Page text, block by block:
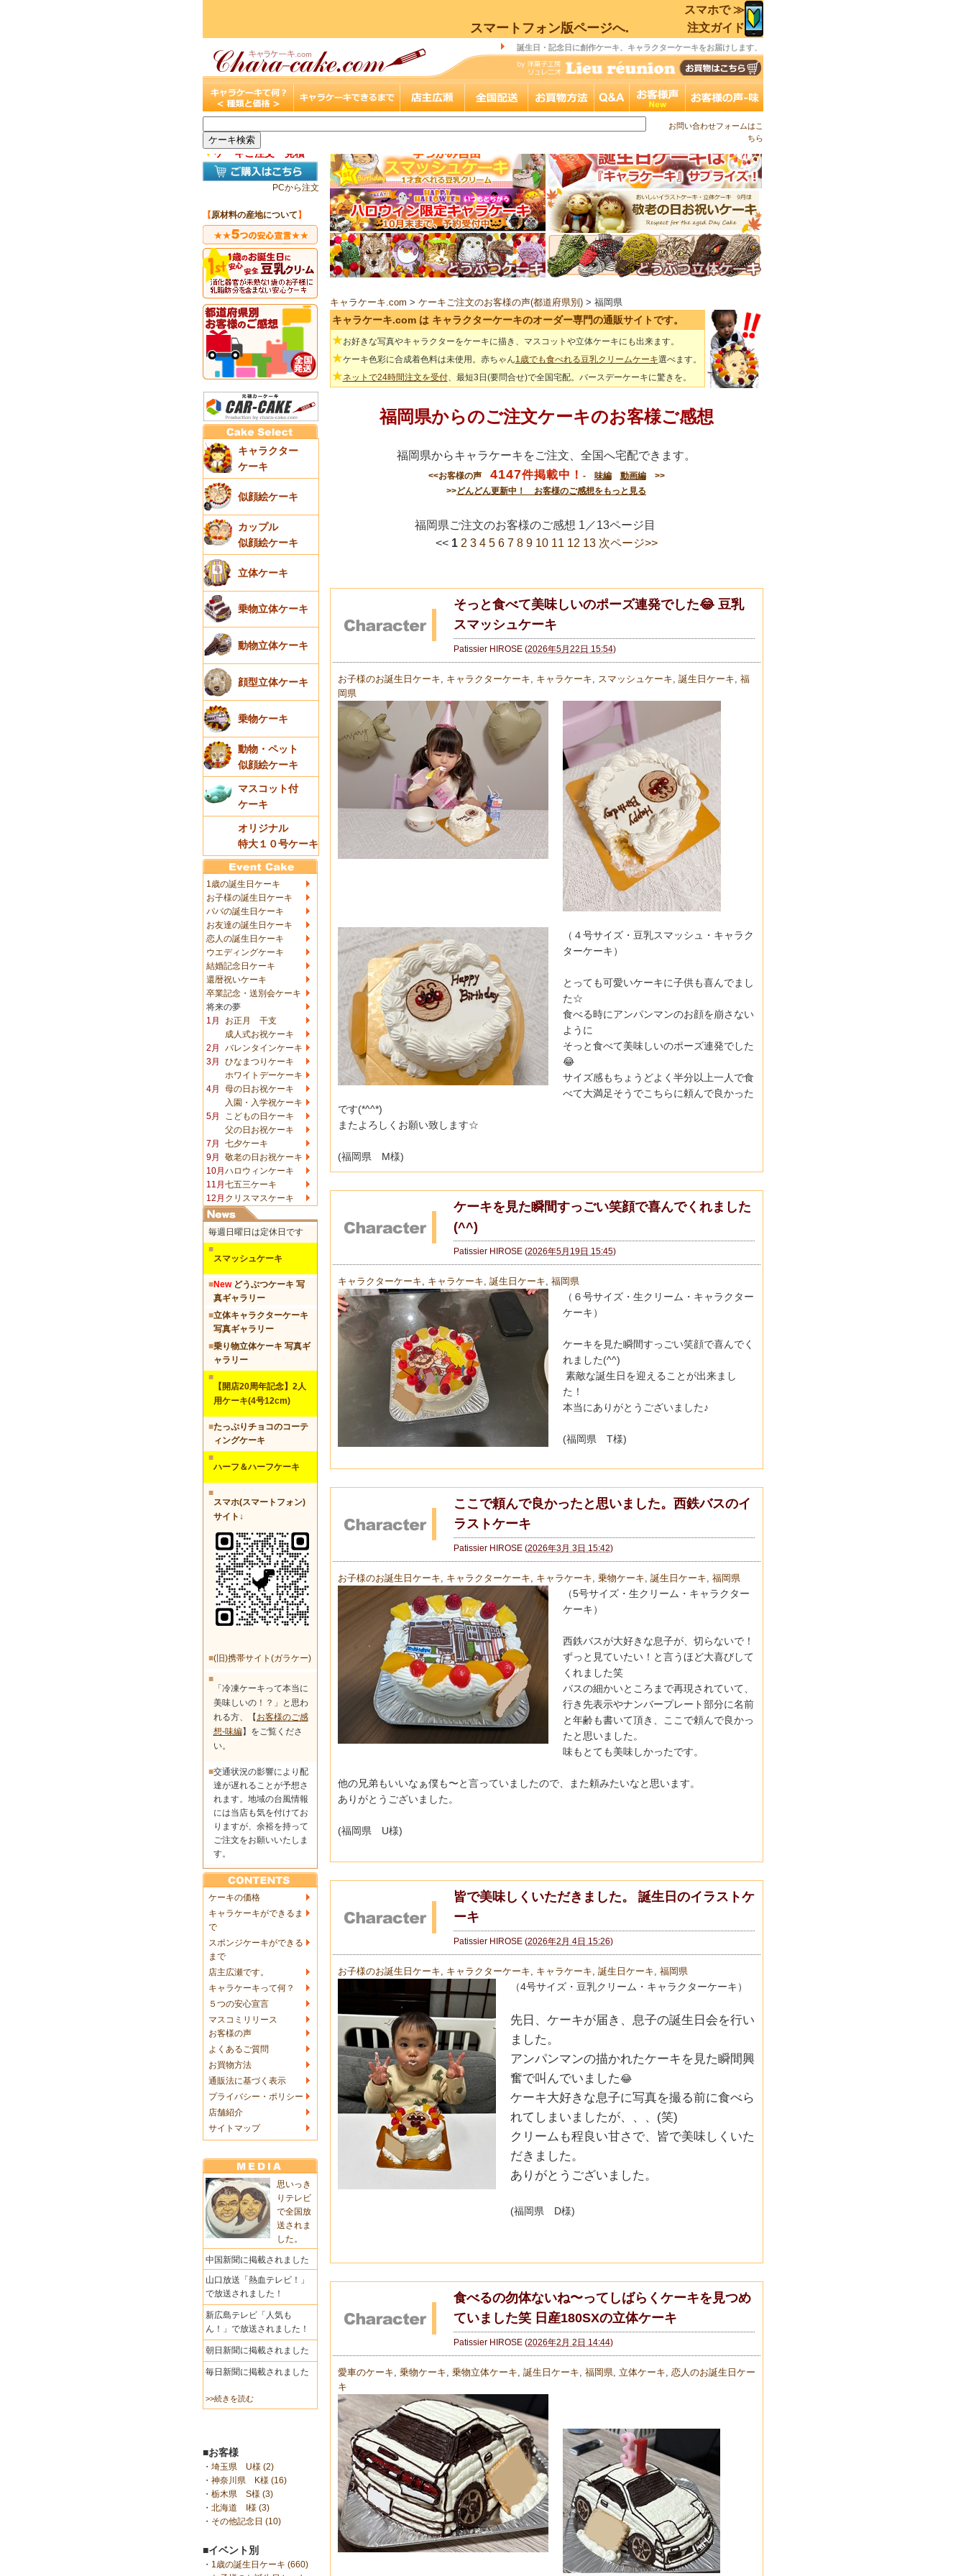
スマートフォン版ページへ.
スマホで ≫
注文ガイド
誕生日・記念日に創作ケーキ、キャラクターケーキをお届けします、
お問い合わせフォームはこ
ちら
▼ケーキご注文・見積
PCから注文
【原材料の産地について 】
キャラクター
ケーキ
似顔絵ケーキ
カップル
似顔絵ケーキ
立体ケーキ
乗物立体ケーキ
動物立体ケーキ
顔型立体ケーキ
乗物ケーキ
動物・ペット
似顔絵ケーキ
マスコット付
ケーキ
オリジナル
特大１０号ケーキ
1歳の誕生日ケーキ
お子様の誕生日ケーキ
パパの誕生日ケーキ
お友達の誕生日ケーキ
恋人の誕生日ケーキ
ウエディングケーキ
結婚記念日ケーキ
還暦祝いケーキ
卒業記念・送別会ケーキ
将来の夢
1月
お正月 干支
成人式お祝ケーキ
2月
バレンタインケーキ
3月
ひなまつりケーキ
ホワイトデーケーキ
4月
母の日お祝ケーキ
入園・入学祝ケーキ
5月
こどもの日ケーキ
父の日お祝ケーキ
7月
七夕ケーキ
9月
敬老の日お祝ケーキ
10月 ハロウィンケーキ
11月 七五三ケーキ
12月 クリスマスケーキ
毎週日曜日は定休日です
■
スマッシュケーキ
■Newどうぶつケーキ 写
真ギャラリー
■立体キャラクターケーキ
写真ギャラリー
■乗り物立体ケーキ 写真ギ
ャラリー
■
【開店20周年記念】2人
用ケーキ(4号12cm)
■たっぷりチョコのコーテ
ィングケーキ
■
ハーフ＆ハーフケーキ
■
スマホ(スマートフォン)
サイト↓
■(旧)携帯サイト(ガラケー)
■
「冷凍ケーキって本当に
美味しいの！？」と思わ
れる方、【 お客様のご感
想-味編】をご覧くださ
い。
■交通状況の影響により配
達が遅れることが予想さ
れます。地域の台風情報
には当店も気を付けてお
りますが、余裕を持って
ご注文をお願いいたしま
す。
ケーキの価格
キャラケーキができるま
で
スポンジケーキができる
まで
店主広瀬です。
キャラケーキって何？
５つの安心宣言
マスコミリリース
お客様の声
よくあるご質問
お買物方法
通販法に基づく表示
プライバシー・ポリシー
店舗紹介
サイトマップ
思いっき
りテレビ
で全国放
送されま
した。
中国新聞に掲載されました
山口放送「熱血テレビ！」
で放送されました！
新広島テレビ「人気も
ん！」で放送されました！
朝日新聞に掲載されました
毎日新聞に掲載されました
>>続きを読む
■お客様
・ 埼玉県 U様 (2)
・ 神奈川県 K様 (16)
・ 栃木県 S様 (3)
・ 北海道 I様 (3)
・ その他記念日 (10)
■イベント別
・ 1歳の誕生日ケーキ (660)
キャラケーキ.com > ケーキご注文のお客様の声(都道府県別)> 福岡県
キャラケーキ.com は キャラクターケーキのオーダー専門の通販サイトです。
★お好きな写真やキャラクターをケーキに描き、マスコットや立体ケーキにも出来ます。
★ケーキ色彩に合成着色料は未使用。赤ちゃん1歳でも食べれる豆乳クリームケーキ選べます。
★ネットで24時間注文を受付、最短3日(要問合せ)で全国宅配。バースデーケーキに驚きを。
福岡県からのご注文ケーキのお客様ご感想
福岡県からキャラケーキをご注文、全国へ宅配できます。
<<お客様の声 4147件掲載中！ - 味編 動画編>>
>>どんどん更新中！ お客様のご感想をもっと見る
福岡県ご注文のお客様のご感想 1／13ページ目
<< 1 2 3 4 5 6 7 8 9 10 11 12 13 次ページ>>
そっと食べて美味しいのポーズ連発でした😂 豆乳
スマッシュケーキ
Patissier HIROSE(2026年5月22日 15:54)
お子様のお誕生日ケーキ キャラクターケーキ キャラケーキ スマッシュケーキ 誕生日ケーキ 福
岡県
（４号サイズ・豆乳スマッシュ・キャラク
ターケーキ）
とっても可愛いケーキに子供も喜んでまし
た☆
食べる時にアンパンマンのお顔を崩さない
ように
そっと食べて美味しいのポーズ連発でした
😂
サイズ感もちょうどよく半分以上一人で食
べて大満足そうでこちらに頼んで良かった
です(*^^*)
またよろしくお願い致します☆
(福岡県 M様)
ケーキを見た瞬間すっごい笑顔で喜んでくれました
(^^)
Patissier HIROSE(2026年5月19日 15:45)
キャラクターケーキ キャラケーキ 誕生日ケーキ 福岡県
（６号サイズ・生クリーム・キャラクター
ケーキ）
ケーキを見た瞬間すっごい笑顔で喜んでく
れました(^^)
素敵な誕生日を迎えることが出来まし
た！
本当にありがとうございました♪
(福岡県 T様)
ここで頼んで良かったと思いました。西鉄バスのイ
ラストケーキ
Patissier HIROSE(2026年3月 3日 15:42)
お子様のお誕生日ケーキ キャラクターケーキ キャラケーキ 乗物ケーキ 誕生日ケーキ 福岡県
（5号サイズ・生クリーム・キャラクター
ケーキ）
西鉄バスが大好きな息子が、切らないで！
ずっと見ていたい！ と言うほど大喜びして
くれました笑
バスの細かいところまで再現されていて、
行き先表示やナンバープレート部分に名前
と年齢も書いて頂き、
ここで頼んで良かっ
たと思いました。
味もとても美味しかったです。
他の兄弟もいいなぁ僕も〜と言っていましたので、
また頼みたいなと思います。
ありがとうございました。
(福岡県 U様)
皆で美味しくいただきました。 誕生日のイラストケ
ーキ
Patissier HIROSE(2026年2月 4日 15:26)
お子様のお誕生日ケーキ キャラクターケーキ キャラケーキ 誕生日ケーキ 福岡県
（4号サイズ・豆乳クリーム・キャラクターケーキ）
先日、ケーキが届き、息子の誕生日会を行い
ました。
アンパンマンの描かれたケーキを見た瞬間興
奮で叫んでいました😂
ケーキ大好きな息子に写真を撮る前に食べら
れてしまいましたが、
、、(笑)
クリームも程良い甘さで、皆で美味しくいた
だきました。
ありがとうございました。
(福岡県 D様)
食べるの勿体ないね〜ってしばらくケーキを見つめ
ていました笑 日産180SXの立体ケーキ
Patissier HIROSE(2026年2月 2日 14:44)
愛車のケーキ 乗物ケーキ 乗物立体ケーキ 誕生日ケーキ 福岡県, 立体ケーキ 恋人のお誕生日ケー
キ